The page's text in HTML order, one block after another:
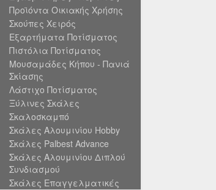
Προϊόντα Οικιακής Χρήσης
Σκούπες Χειρός
Εξαρτήματα Ποτίσματος
Πιστόλια Ποτίσματος
Μουσαμάδες Κήπου - Πανιά
Σκίασης
Λάστιχο Ποτίσματος
Ξύλινες Σκάλες
Σκαλοσκαμπό
Σκάλες Αλουμινίου Hobby
Σκάλες Palbest Advance
Σκάλες Αλουμινίου Διπλού
Συνδιασμού
Σκάλες Επαγγελματικές